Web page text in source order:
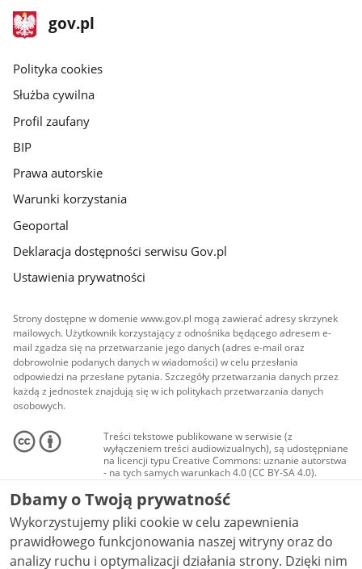
stopka
gov.pl
Strona
gov.pl
gov.pl
Polityka cookies
Służba cywilna
Profil zaufany
BIP
Prawa autorskie
Warunki korzystania
Geoportal
Deklaracja dostępności serwisu Gov.pl
Ustawienia prywatności
Strony dostępne w domenie www.gov.pl mogą zawierać adresy skrzynek
mailowych. Użytkownik korzystający z odnośnika będącego adresem e-
mail zgadza się na przetwarzanie jego danych (adres e-mail oraz
dobrowolnie podanych danych w wiadomości) w celu przesłania
odpowiedzi na przesłane pytania. Szczegóły przetwarzania danych przez
każdą z jednostek znajdują się w ich politykach przetwarzania danych
osobowych.
Treści tekstowe publikowane w serwisie (z
wyłączeniem treści audiowizualnych), są udostępniane
na licencji typu Creative Commons: uznanie autorstwa
- na tych samych warunkach 4.0 (CC BY-SA 4.0).
Materiały audiowizualne, w tym zdjęcia, materiały
audio i wideo, są udostępniane na licencji typu
Creative Commons: uznanie autorstwa użycie
niekomercyjne - bez utworów zależnych 4.0 (CC BY-
NC-ND 4.0), o ile nie jest to stwierdzone inaczej.
Dbamy o Twoją prywatność
Wykorzystujemy pliki cookie w celu zapewnienia
prawidłowego funkcjonowania naszej witryny oraz do
analizy ruchu i optymalizacji działania strony. Dzięki nim